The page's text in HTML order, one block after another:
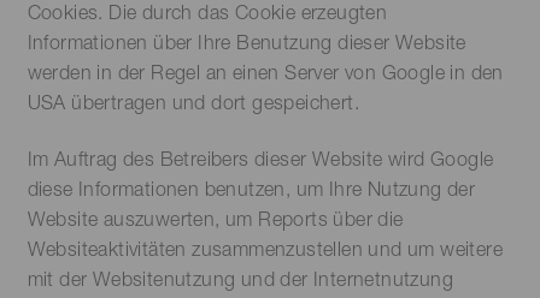
Cookies. Die durch das Cookie erzeugten
Informationen über Ihre Benutzung dieser Website
werden in der Regel an einen Server von Google in den
USA übertragen und dort gespeichert.
Im Auftrag des Betreibers dieser Website wird Google
diese Informationen benutzen, um Ihre Nutzung der
Website auszuwerten, um Reports über die
Websiteaktivitäten zusammenzustellen und um weitere
mit der Websitenutzung und der Internetnutzung